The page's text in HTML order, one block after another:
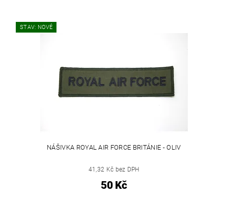
STAV: NOVÉ
NÁŠIVKA ROYAL AIR FORCE BRITÁNIE - OLIV
41,32 Kč bez DPH
50 Kč